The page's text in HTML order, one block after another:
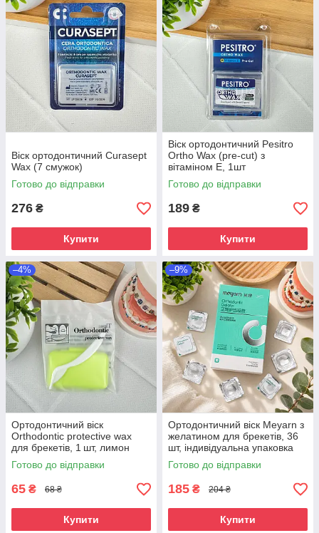
Віск ортодонтичний Curasept
Wax (7 смужок)
Готово до відправки
276 ₴
Купити
Віск ортодонтичний Pesitro
Ortho Wax (pre-cut) з
вітаміном Е, 1шт
Готово до відправки
189 ₴
Купити
–4%
Ортодонтичний віск
Orthodontic protective wax
для брекетів, 1 шт, лимон
Готово до відправки
65 ₴ 68 ₴
Купити
–9%
Ортодонтичний віск Meyarn з
желатином для брекетів, 36
шт, індивідуальна упаковка
Готово до відправки
185 ₴ 204 ₴
Купити